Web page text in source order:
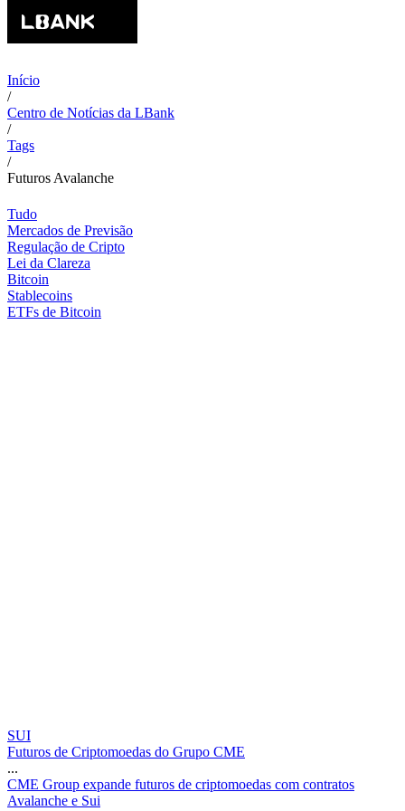
Início
/
Centro de Notícias da LBank
/
Tags
/
Futuros Avalanche
Tudo
Mercados de Previsão
Regulação de Cripto
Lei da Clareza
Bitcoin
Stablecoins
ETFs de Bitcoin
SUI
Futuros de Criptomoedas do Grupo CME
...
CME Group expande futuros de criptomoedas com contratos
Avalanche e Sui